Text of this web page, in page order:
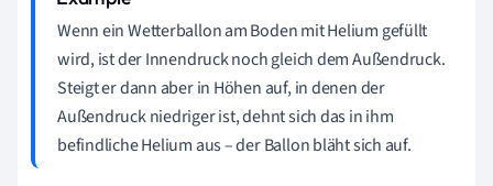
Wenn ein Wetterballon am Boden mit Helium gefüllt
wird, ist der Innendruck noch gleich dem Außendruck.
Steigt er dann aber in Höhen auf, in denen der
Außendruck niedriger ist, dehnt sich das in ihm
befindliche Helium aus – der Ballon bläht sich auf.